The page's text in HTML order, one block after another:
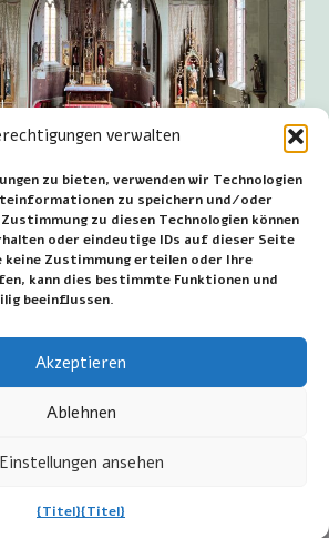
verwalten
zu bieten, verwenden wir Technologien
zu speichern und/oder
zu diesen Technologien können
oder eindeutige IDs auf dieser Seite
keine Zustimmung erteilen oder Ihre
kann dies bestimmte Funktionen und
beeinflussen.
Akzeptieren
Ablehnen
Einstellungen ansehen
{Titel}{Titel}
Mariä Himmelfahrt zu
23. Februar 2026
Änderung: 6. August 2026
vorbehalten